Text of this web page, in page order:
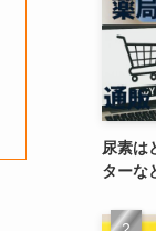
尿素は
ターな